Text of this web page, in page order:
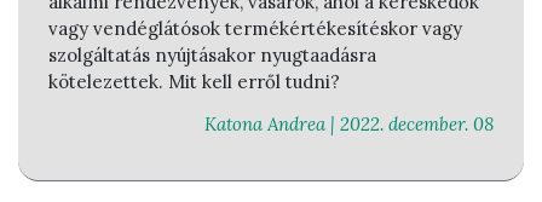
vagy vendéglátósok termékértékesítéskor vagy
szolgáltatás nyújtásakor nyugtaadásra
kötelezettek. Mit kell erről tudni?
Katona Andrea | 2022. december. 08